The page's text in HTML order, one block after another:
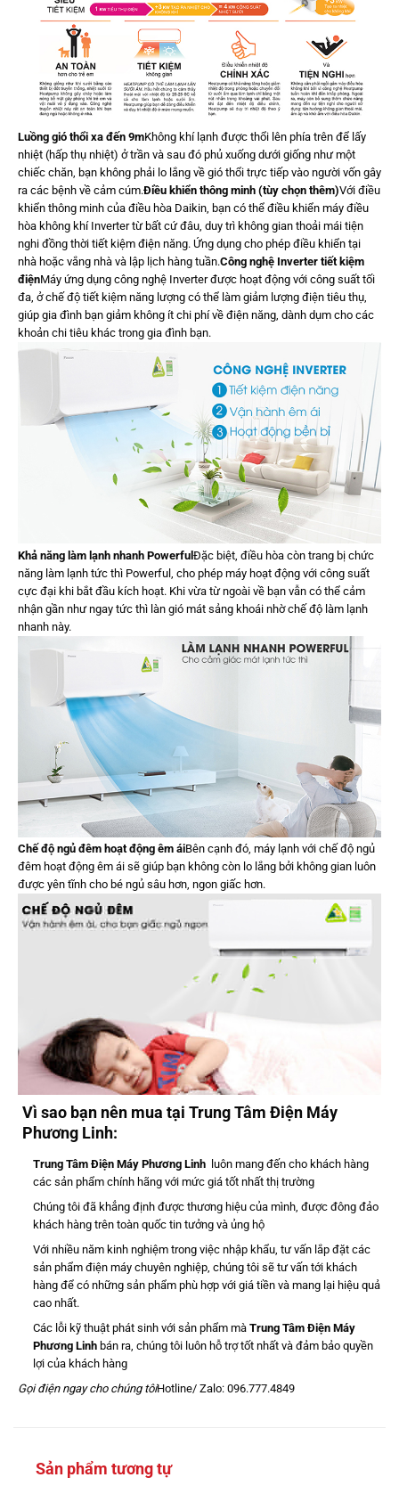
Luồng gió thổi xa đến 9mKhông khí lạnh được thổi lên phía trên để lấy
nhiệt (hấp thụ nhiệt) ở trần và sau đó phủ xuống dưới giống như một
chiếc chăn, bạn không phải lo lắng về gió thổi trực tiếp vào người vốn gây
ra các bệnh về cảm cúm.Điều khiển thông minh (tùy chọn thêm)Với điều
khiển thông minh của điều hòa Daikin, bạn có thể điều khiển máy điều
hòa không khí Inverter từ bất cứ đâu, duy trì không gian thoải mái tiện
nghi đồng thời tiết kiệm điện năng. Ứng dụng cho phép điều khiển tại
nhà hoặc vắng nhà và lập lịch hàng tuần.Công nghệ Inverter tiết kiệm
điệnMáy ứng dụng công nghệ Inverter được hoạt động với công suất tối
đa, ở chế độ tiết kiệm năng lượng có thể làm giảm lượng điện tiêu thụ,
giúp gia đình bạn giảm không ít chi phí về điện năng, dành dụm cho các
khoản chi tiêu khác trong gia đình bạn.
Khả năng làm lạnh nhanh PowerfulĐặc biệt, điều hòa còn trang bị chức
năng làm lạnh tức thì Powerful, cho phép máy hoạt động với công suất
cực đại khi bắt đầu kích hoạt. Khi vừa từ ngoài về bạn vẫn có thể cảm
nhận gần như ngay tức thì làn gió mát sảng khoái nhờ chế độ làm lạnh
nhanh này.
Chế độ ngủ đêm hoạt động êm áiBên cạnh đó, máy lạnh với chế độ ngủ
đêm hoạt động êm ái sẽ giúp bạn không còn lo lắng bởi không gian luôn
được yên tĩnh cho bé ngủ sâu hơn, ngon giấc hơn.
Vì sao bạn nên mua tại Trung Tâm Điện Máy
Phương Linh:
Trung Tâm Điện Máy Phương Linhluôn mang đến cho khách hàng
các sản phẩm chính hãng với mức giá tốt nhất thị trường
Chúng tôi đã khẳng định được thương hiệu của mình, được đông đảo
khách hàng trên toàn quốc tin tưởng và ủng hộ
Với nhiều năm kinh nghiệm trong việc nhập khẩu, tư vấn lắp đặt các
sản phẩm điện máy chuyên nghiệp, chúng tôi sẽ tư vấn tới khách
hàng để có những sản phẩm phù hợp với giá tiền và mang lại hiệu quả
cao nhất.
Các lỗi kỹ thuật phát sinh với sản phẩm mà Trung Tâm Điện Máy
Phương Linhbán ra, chúng tôi luôn hỗ trợ tốt nhất và đảm bảo quyền
lợi của khách hàng
Gọi điện ngay cho chúng tôiHotline/ Zalo: 096.777.4849
Sản phẩm tương tự